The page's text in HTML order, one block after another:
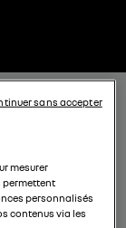
mesurer
permettent
personnalisés
contenus via les
sans accepter